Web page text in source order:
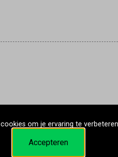
om je ervaring te
Accepteren